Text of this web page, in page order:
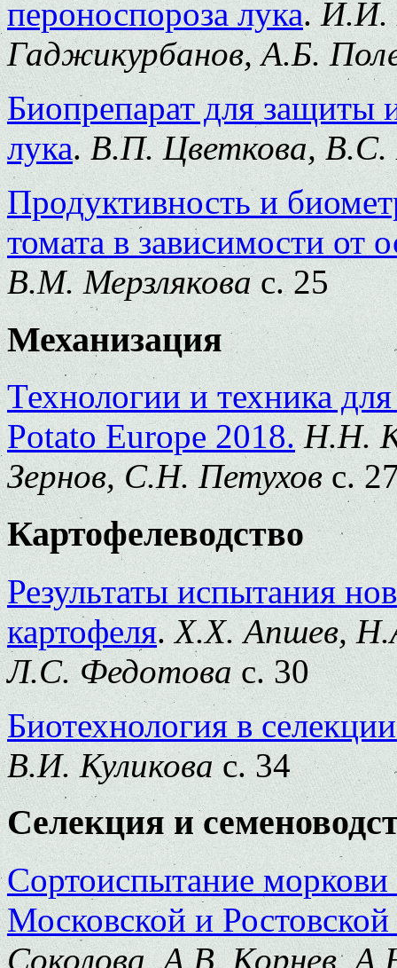
пероноспороза лука.И.И.
Гаджикурбанов, А.Б.
Биопрепарат для
лука.В.П. Цветкова, В.С.
Продуктивность и
томата в зависимости от
В.М. Мерзляковас. 25
Механизация
Технологии и техника
Рotato Еurope 2018. Н.Н.
Зернов, С.Н. Петуховс.
Картофелеводство
Результаты испытания
картофеля.Х.Х. Апшев,
Л.С. Федотовас. 30
Биотехнология в
В.И. Куликовас. 34
Селекция и
Сортоиспытание моркови
Московской и Ростовской
Соколова, А.В. Корнев,